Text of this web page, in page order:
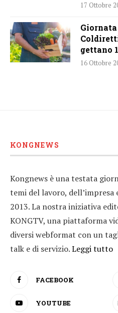
17 Ottobre
gettano
16 Ottobre
KONGNEWS
Kongnews è una testata
temi del lavoro, dell’impresa
2013. La nostra iniziativa
KONGTV, una piattaforma
diversi webformat con un
talk e di servizio.Leggi tutto
FACEBOOK
YOUTUBE